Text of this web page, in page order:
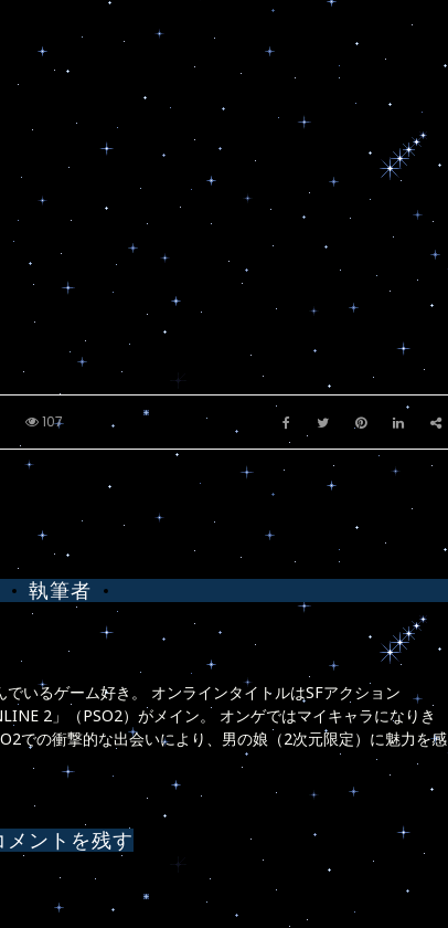
107
執筆者
いるゲーム好き。 オンラインタイトルはSFアクション
2」（PSO2）がメイン。 オンゲではマイキャラになりき
での衝撃的な出会いにより、男の娘（2次元限定）に魅力を感
メントを残す